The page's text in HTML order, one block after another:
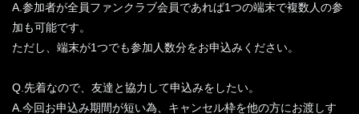
A.参加者が全員ファンクラブ会員であれば1つの端末で複数人の参
加も可能です。
ただし、端末が1つでも参加人数分をお申込みください。
Q.先着なので、友達と協力して申込みをしたい。
A.今回お申込み期間が短い為、キャンセル枠を他の方にお渡しす